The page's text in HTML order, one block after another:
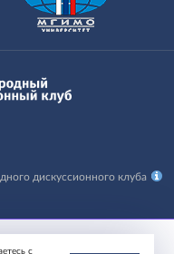
с
дискуссионного клуба